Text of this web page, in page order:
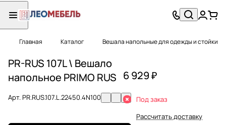
Главная Каталог Вешала напольные для одежды и стойки
PR-RUS 107L \ Вешало
напольное PRIMO RUS
Арт.PR.RUS.107.L.22450.4N100
6 929 ₽
Под заказ
Рассчитать доставку